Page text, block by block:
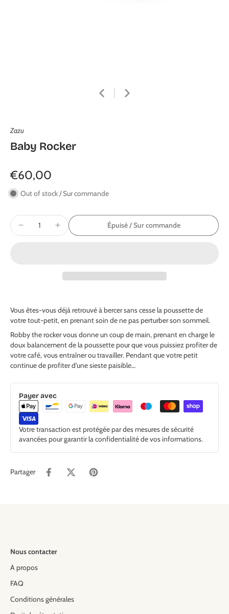
Zazu
Baby Rocker
€60,00
Out of stock / Sur commande
Épuisé / Sur commande
Vous êtes-vous déjà retrouvé à bercer sans cesse la poussette de
votre tout-petit, en prenant soin de ne pas perturber son sommeil.
Robby the rocker vous donne un coup de main, prenant en charge le
doux balancement de la poussette pour que vous puissiez profiter de
votre café, vous entraîner ou travailler. Pendant que votre petit
continue de profiter d’une sieste paisible…
Payer avec
Votre transaction est protégée par des mesures de sécurité
avancées pour garantir la confidentialité de vos informations.
Partager
Nous contacter
A propos
FAQ
Conditions générales